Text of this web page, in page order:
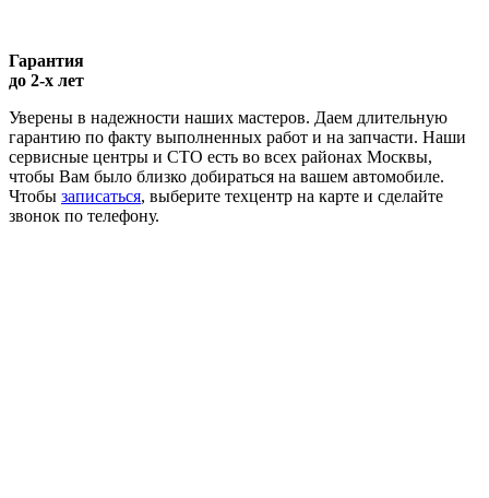
Гарантия
до 2-х лет
Уверены в надежности наших мастеров. Даем длительную
гарантию по факту выполненных работ и на запчасти. Наши
сервисные центры и СТО есть во всех районах Москвы,
чтобы Вам было близко добираться на вашем автомобиле.
Чтобы записаться, выберите техцентр на карте и сделайте
звонок по телефону.